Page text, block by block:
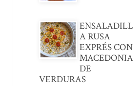
ENSALADILL
A RUSA
EXPRÉS CON
MACEDONIA
DE
VERDURAS